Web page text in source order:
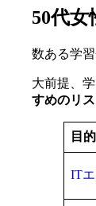
50代
数ある学
大前提、
すめのリ
目的
IT